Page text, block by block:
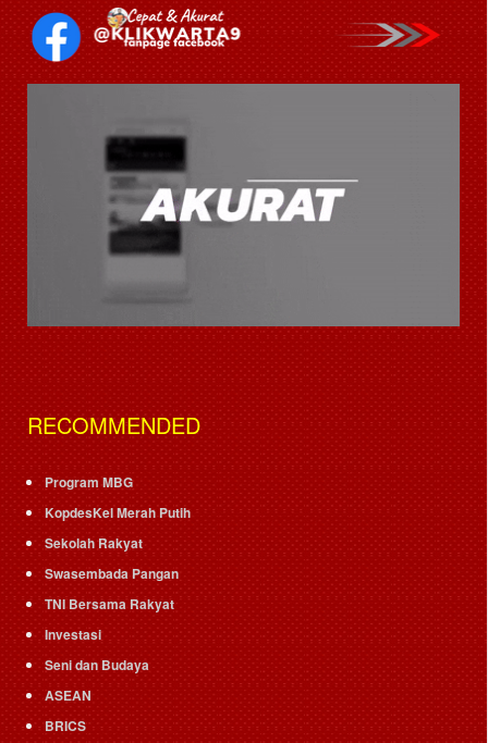
RECOMMENDED
Program MBG
KopdesKel Merah Putih
Sekolah Rakyat
Swasembada Pangan
TNI Bersama Rakyat
Investasi
Seni dan Budaya
ASEAN
BRICS